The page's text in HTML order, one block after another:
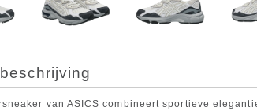
van ASICS combineert sportieve